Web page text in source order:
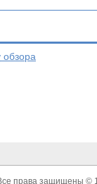
обзора
права защищены ©